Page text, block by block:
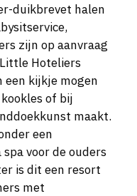
duikbrevet halen
zijn op aanvraag
Hoteliers
een kijkje mogen
of bij
maakt.
een
voor de ouders
is dit een resort
met